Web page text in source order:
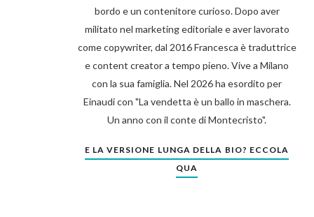
bordo e un contenitore curioso. Dopo aver
militato nel marketing editoriale e aver lavorato
come copywriter, dal 2016 Francesca è traduttrice
e content creator a tempo pieno. Vive a Milano
con la sua famiglia. Nel 2026 ha esordito per
Einaudi con "La vendetta è un ballo in maschera.
Un anno con il conte di Montecristo".
E LA VERSIONE LUNGA DELLA BIO? ECCOLA
QUA